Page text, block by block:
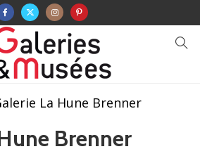
La Hune Brenner
Brenner